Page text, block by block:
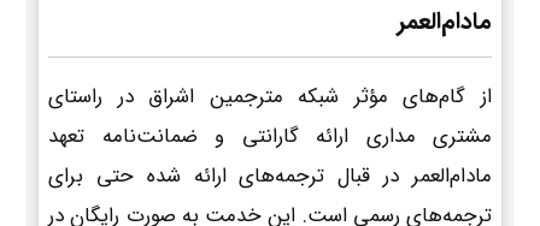
مادام‌العمر
از گام‌های مؤثر شبکه مترجمین اشراق در راستای
مشتری مداری ارائه گارانتی و ضمانت‌نامه تعهد
مادام‌العمر در قبال ترجمه‌های ارائه شده حتی برای
ترجمه‌های رسمی است. این خدمت به صورت رایگان در